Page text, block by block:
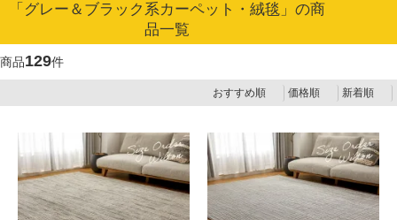
「グレー＆ブラック系カーペット・絨毯」の商
品一覧
商品129件
おすすめ順 価格順 新着順